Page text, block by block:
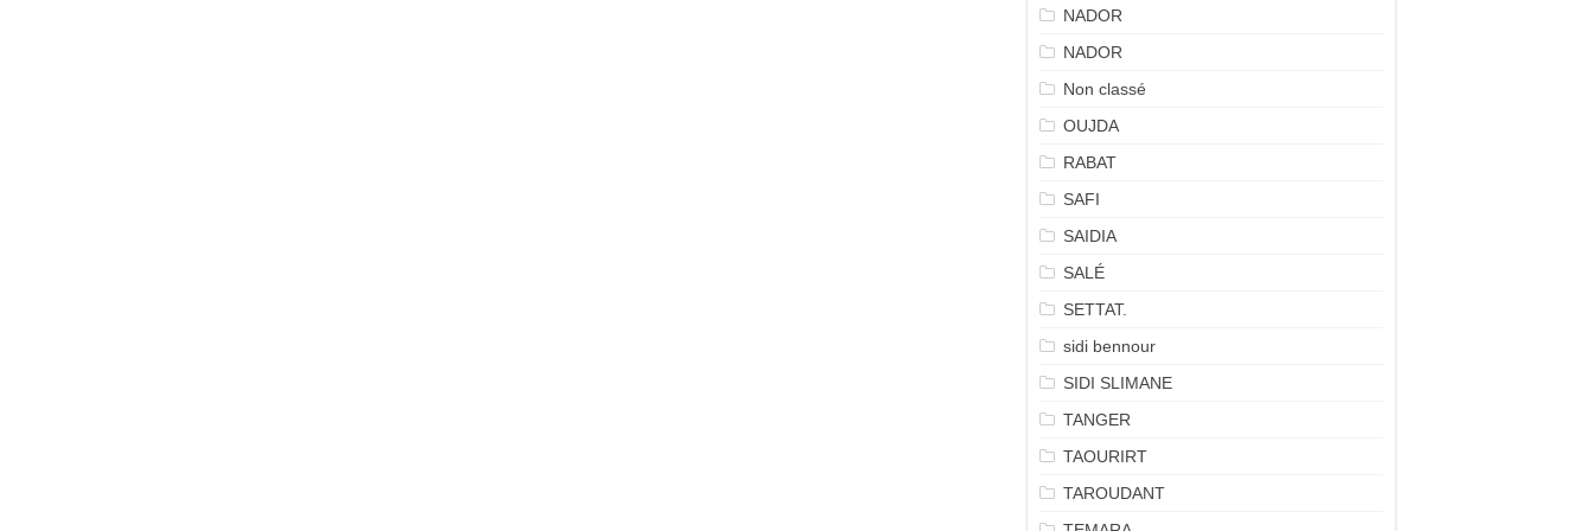
NADOR
NADOR
Non classé
OUJDA
RABAT
SAFI
SAIDIA
SALÉ
SETTAT.
sidi bennour
SIDI SLIMANE
TANGER
TAOURIRT
TAROUDANT